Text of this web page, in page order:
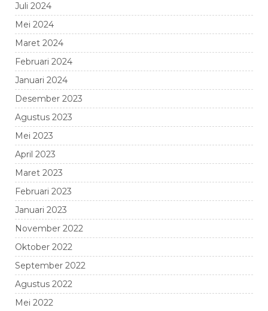
Juli 2024
Mei 2024
Maret 2024
Februari 2024
Januari 2024
Desember 2023
Agustus 2023
Mei 2023
April 2023
Maret 2023
Februari 2023
Januari 2023
November 2022
Oktober 2022
September 2022
Agustus 2022
Mei 2022